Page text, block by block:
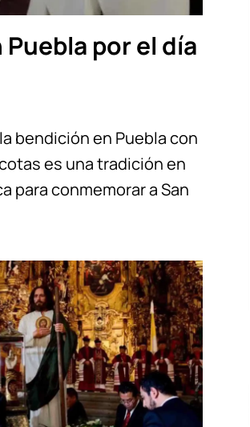
por el día
bendición en Puebla con
es una tradición en
para conmemorar a San